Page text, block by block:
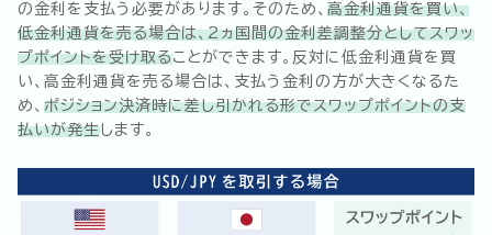
の金利を支払う必要があります。そのため、 高金利通貨を買い、
低金利通貨を売る場合は、2ヵ国間の金利差調整分としてスワッ
プポイントを受け取ることができます。反対に低金利通貨を買
い、高金利通貨を売る場合は、支払う金利の方が大きくなるた
め、 ポジション決済時に差し引かれる形でスワップポイントの支
払いが発生 します。